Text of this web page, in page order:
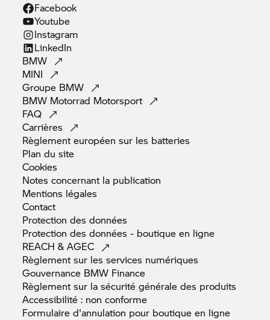
Facebook
Youtube
Instagram
LinkedIn
BMW
MINI
Groupe BMW
BMW Motorrad Motorsport
FAQ
Carrières
Règlement européen sur les batteries
Plan dusite
Cookies
Notes concernant la publication
Mentions légales
Contact
Protection desdonnées
Protection des données - boutique en ligne
REACH &AGEC
Règlement sur les services numériques
Gouvernance BMW Finance
Règlement sur la sécurité générale des produits
Accessibilité : nonconforme
Formulaire d'annulation pour boutique en ligne